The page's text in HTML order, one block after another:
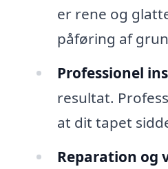
er rene og
påføring af
Professionel
resultat.
at dit tapet
Reparation og